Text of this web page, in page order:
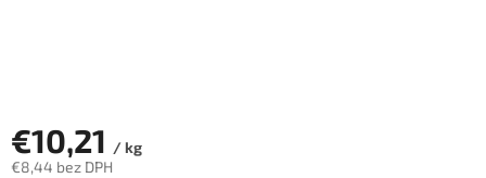
€10,21 / kg
€8,44 bez DPH